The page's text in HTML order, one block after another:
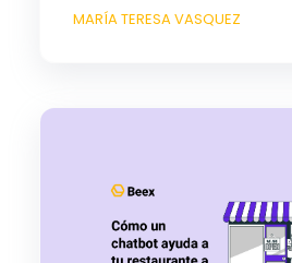
MARÍA TERESA VASQUEZ